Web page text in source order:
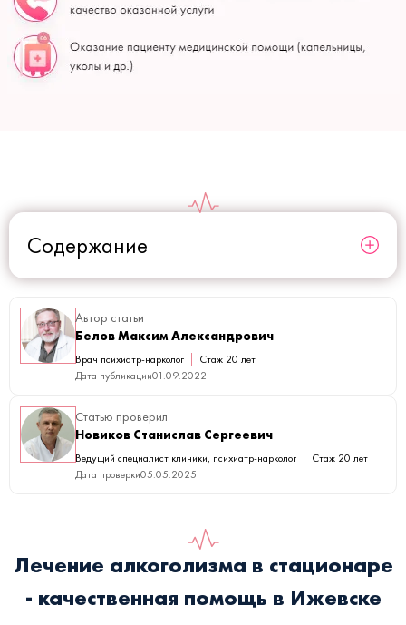
Содержание
Автор статьи
Белов Максим Александрович
Врач психиатр-нарколог
Стаж 20 лет
Дата публикации01.09.2022
Статью проверил
Новиков Станислав Сергеевич
Ведущий специалист клиники, психиатр-нарколог
Стаж 20 лет
Дата проверки05.05.2025
Лечение алкоголизма в стационаре
- качественная помощь в Ижевске